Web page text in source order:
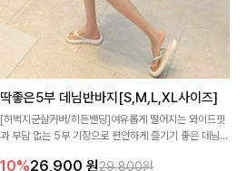
딱좋은5부 데님반바지[S,M,L,XL사이즈]
[허벅지군살커버/히든밴딩]여유롭게 떨어지는 와이드핏
과 부담 없는 5부 기장으로 편안하게 즐기기 좋은 데님
10%26,900 원29,800원